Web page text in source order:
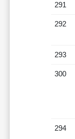
291
292
293
300
294